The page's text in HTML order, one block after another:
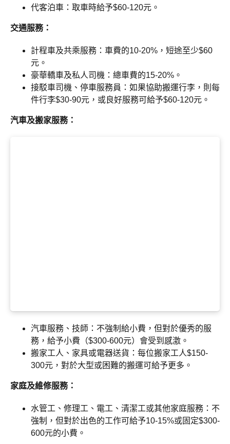
代客泊車：取車時給予$60-120元。
交通服務：
計程車及共乘服務：車費的10-20%，短途至少$60
元。
豪華轎車及私人司機：總車費的15-20%。
接駁車司機、停車服務員：如果協助搬運行李，則每
件行李$30-90元，或良好服務可給予$60-120元。
汽車及搬家服務：
汽車服務、技師：不強制給小費，但對於優秀的服
務，給予小費（$300-600元）會受到感激。
搬家工人、家具或電器送貨：每位搬家工人$150-
300元，對於大型或困難的搬運可給予更多。
家庭及維修服務：
水管工、修理工、電工、清潔工或其他家庭服務：不
強制，但對於出色的工作可給予10-15%或固定$300-
600元的小費。